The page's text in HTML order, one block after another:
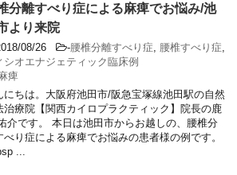
分離すべり症による麻痺でお悩み/池
より来院
08/26 -腰椎分離すべり症 腰椎すべり症
シオエナジェティック臨床例
痺
にちは。大阪府池田市/阪急宝塚線池田駅の自然
治療院【関西カイロプラクティック】院長の鹿
介です。 本日は池田市からお越しの、腰椎分
べり症による麻痺でお悩みの患者様の例です。
...